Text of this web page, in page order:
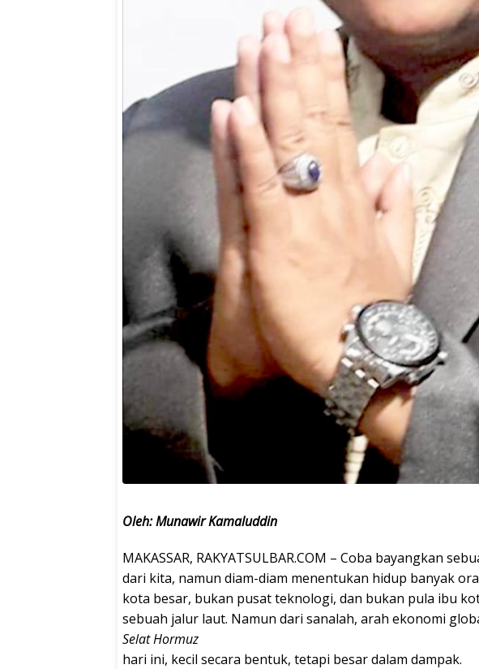
Oleh: Munawir Kamaluddin
MAKASSAR, RAKYATSULBAR.COM – Coba bayangkan
dari kita, namun diam-diam menentukan hidup banyak
kota besar, bukan pusat teknologi, dan bukan pula ibu
sebuah jalur laut. Namun dari sanalah, arah ekonomi
Selat Hormuz
hari ini, kecil secara bentuk, tetapi besar dalam dampak.